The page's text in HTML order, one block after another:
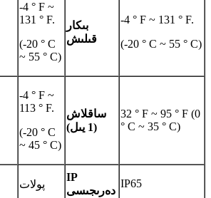
-4 ° F ~
131 ° F.
(-20 ° C
~ 55 ° C)
بىكار
قىلىش
-4 ° F ~ 131 ° F.
(-20 ° C ~ 55 ° C)
-4 ° F ~
113 ° F.
(-20 ° C
~ 45 ° C)
ساقلاش
(1 يىل)
32 ° F ~ 95 ° F (0
° C ~ 35 ° C)
پولات
IP
دەرىجىسى
IP65